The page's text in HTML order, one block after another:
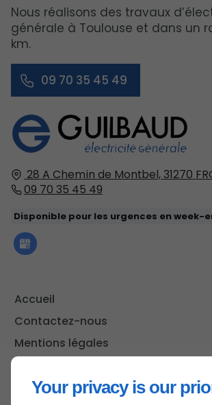
Your privacy is our
28 A Chemin de Montbel,31270
09 70 35 45 49
Disponible pour les urgences en week-
Accueil
Contactez-nous
Mentions légales
Nous réalisons des travaux
générale à Toulouse et dans un
km.
09 70 35 45 49